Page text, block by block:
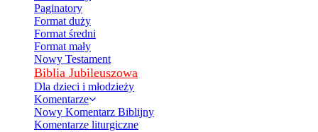
Paginatory
Format duży
Format średni
Format mały
Nowy Testament
Biblia Jubileuszowa
Dla dzieci i młodzieży
Komentarze
Nowy Komentarz Biblijny
Komentarze liturgiczne